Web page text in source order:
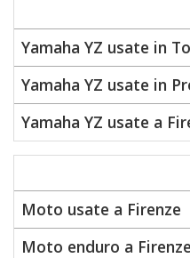
Yamaha YZ usate in
Yamaha YZ usate in
Yamaha YZ usate a
Moto usate a Firenze
Moto enduro a Firenze